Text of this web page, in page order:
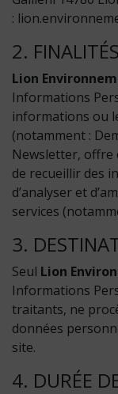
:
2.
Lion
Informations
informations ou
(notamment :
Newsletter, offre
de recueillir des
d’analyser et
services
3.
Seul Lion
Informations
traitants, ne
données
site.
4. DURÉE